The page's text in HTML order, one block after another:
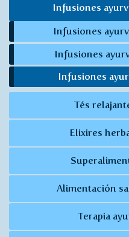
Infusiones
Infusiones
Infusiones
Infusiones
Tés
Elixires
Alimentación
Terapia